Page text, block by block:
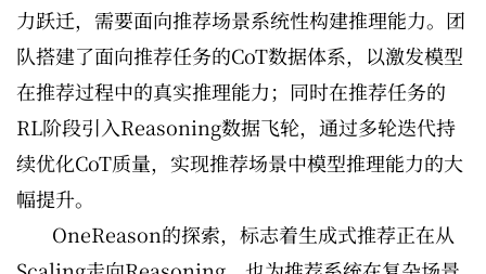
力跃迁，需要面向推荐场景系统性构建推理能力。团
队搭建了面向推荐任务的CoT数据体系，以激发模型
在推荐过程中的真实推理能力；同时在推荐任务的
RL阶段引入Reasoning数据飞轮，通过多轮迭代持
续优化CoT质量，实现推荐场景中模型推理能力的大
幅提升。
OneReason的探索，标志着生成式推荐正在从